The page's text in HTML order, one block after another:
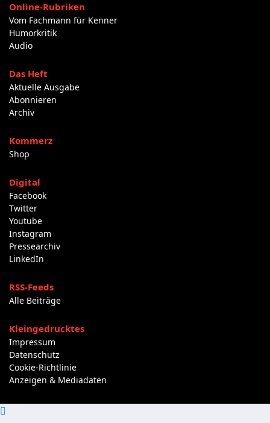
Online-Rubriken
Vom Fachmann für Kenner
Humorkritik
Audio
Das Heft
Aktuelle Ausgabe
Abonnieren
Archiv
Kommerz
Shop
Digital
Facebook
Twitter
Youtube
Instagram
Pressearchiv
LinkedIn
RSS-Feeds
Alle Beiträge
Kleingedrucktes
Impressum
Datenschutz
Cookie-Richtlinie
Anzeigen & Mediadaten